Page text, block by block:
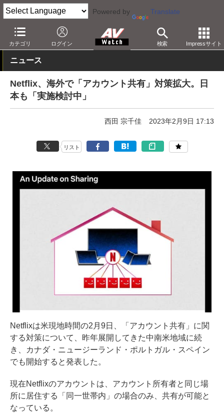
Powered by Translate
カテゴリ ログイン 検索 Impressサイト
AV Watch コンテンツ・サービス 映像配信 Netflix
ニュース
Netflix、海外で「アカウント共有」対策拡大。日
本も「実施検討中」
西田 宗千佳 2023年2月9日 17:13
リスト
Netflixは米現地時間の2月9日、「アカウント共有」に関
する対策について、昨年展開してきた中南米地域に続
き、カナダ・ニュージーランド・ポルトガル・スペイン
でも開始すると発表した。
現在Netflixのアカウントは、アカウント所有者と同じ場
所に居住する「同一世帯内」の場合のみ、共有が可能と
なっている。